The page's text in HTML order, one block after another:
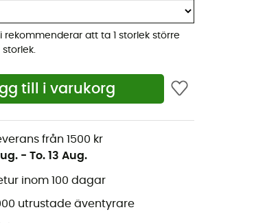
rekommenderar att ta 1 storlek större
till i varukorg
från 1500 kr
- To. 13 Aug.
inom 100 dagar
utrustade äventyrare